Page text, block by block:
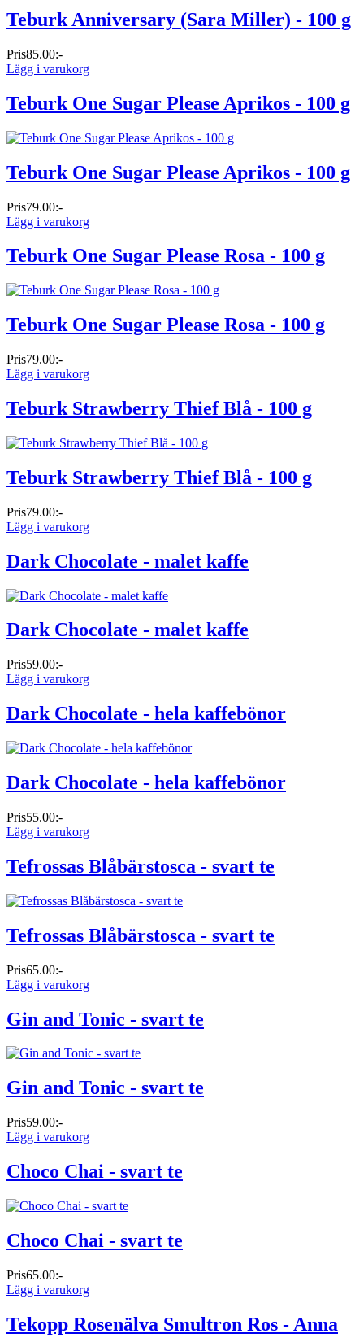
Teburk Anniversary (Sara Miller) - 100 g
Pris85.00:-
Lägg i varukorg
Teburk One Sugar Please Aprikos - 100 g
Teburk One Sugar Please Aprikos - 100 g
Pris79.00:-
Lägg i varukorg
Teburk One Sugar Please Rosa - 100 g
Teburk One Sugar Please Rosa - 100 g
Pris79.00:-
Lägg i varukorg
Teburk Strawberry Thief Blå - 100 g
Teburk Strawberry Thief Blå - 100 g
Pris79.00:-
Lägg i varukorg
Dark Chocolate - malet kaffe
Dark Chocolate - malet kaffe
Pris59.00:-
Lägg i varukorg
Dark Chocolate - hela kaffebönor
Dark Chocolate - hela kaffebönor
Pris55.00:-
Lägg i varukorg
Tefrossas Blåbärstosca - svart te
Tefrossas Blåbärstosca - svart te
Pris65.00:-
Lägg i varukorg
Gin and Tonic - svart te
Gin and Tonic - svart te
Pris59.00:-
Lägg i varukorg
Choco Chai - svart te
Choco Chai - svart te
Pris65.00:-
Lägg i varukorg
Tekopp Rosenälva Smultron Ros - Anna